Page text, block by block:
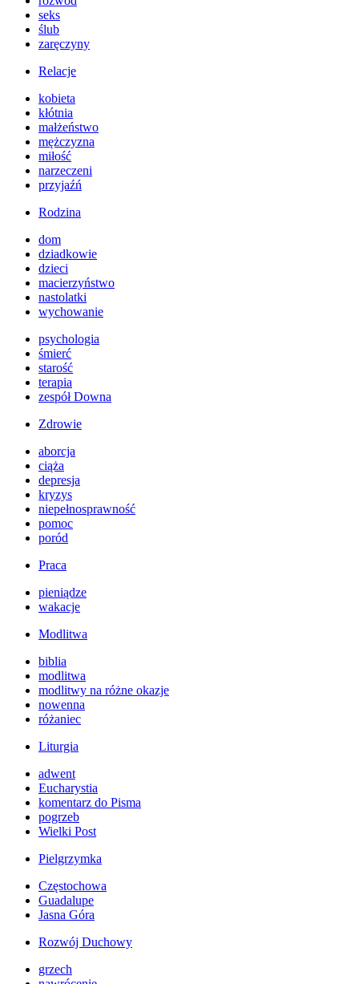
seks
ślub
zaręczyny
Relacje
kobieta
kłótnia
małżeństwo
mężczyzna
miłość
narzeczeni
przyjaźń
Rodzina
dom
dziadkowie
dzieci
macierzyństwo
nastolatki
wychowanie
psychologia
śmierć
starość
terapia
zespół Downa
Zdrowie
aborcja
ciąża
depresja
kryzys
niepełnosprawność
pomoc
poród
Praca
pieniądze
wakacje
Modlitwa
biblia
modlitwa
modlitwy na różne okazje
nowenna
różaniec
Liturgia
adwent
Eucharystia
komentarz do Pisma
pogrzeb
Wielki Post
Pielgrzymka
Częstochowa
Guadalupe
Jasna Góra
Rozwój Duchowy
grzech